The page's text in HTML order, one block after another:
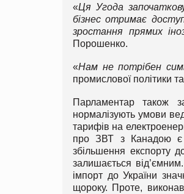
«Ця Угода
бізнес отримає
зростання прямих
Порошенко.
«Нам не потрібен
промислової політики
Парламентар також
нормалізують умови
тарифів на
про ЗВТ з Канадою є
збільшення експорту
залишається
імпорт до України
щороку. Проте,